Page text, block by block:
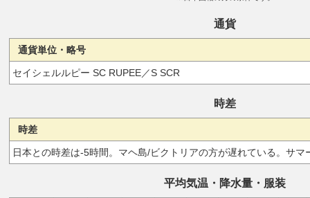
通貨
通貨単位・略号
セイシェルルピー SC RUPEE／S SCR
時差
時差
日本との時差は-5時間。マヘ島/ビクトリアの方が遅れている。サマ
平均気温・降水量・服装